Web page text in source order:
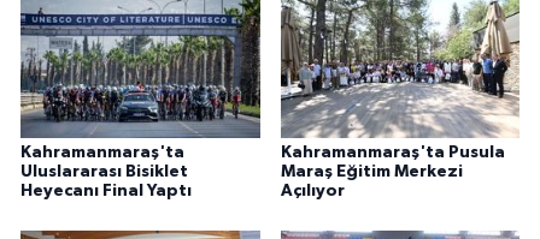
Kahramanmaraş'ta
Uluslararası Bisiklet
Heyecanı Final Yaptı
Kahramanmaraş'ta Pusula
Maraş Eğitim Merkezi
Açılıyor
TARİH
Genel
Politika